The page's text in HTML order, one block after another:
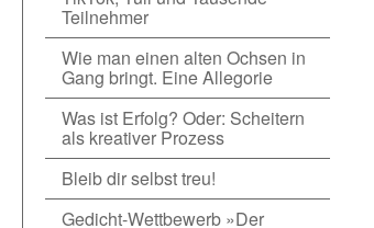
Teilnehmer
Wie man einen alten Ochsen in
Gang bringt. Eine Allegorie
Was ist Erfolg? Oder: Scheitern
als kreativer Prozess
Bleib dir selbst treu!
Gedicht-Wettbewerb »Der